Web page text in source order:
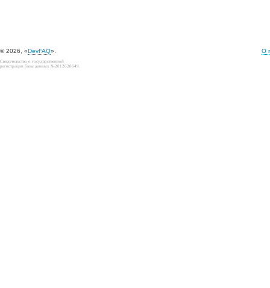
© 2026, «DevFAQ». О
Свидетельство о государственной
регистрации базы данных №2012620649.